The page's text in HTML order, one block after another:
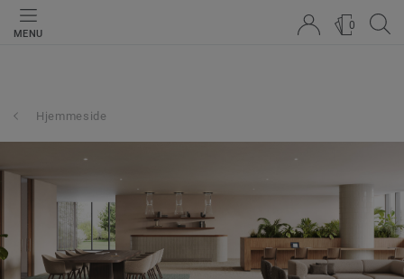
MENU
0
Hjemmeside